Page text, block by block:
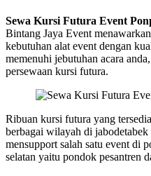
Sewa Kursi Futura Event
Bintang Jaya Event
kebutuhan alat event dengan
memenuhi jebutuhan acara
persewaan kursi futura.
Ribuan kursi futura yang
berbagai wilayah di
mensupport salah satu event di
selatan yaitu pondok pesantren